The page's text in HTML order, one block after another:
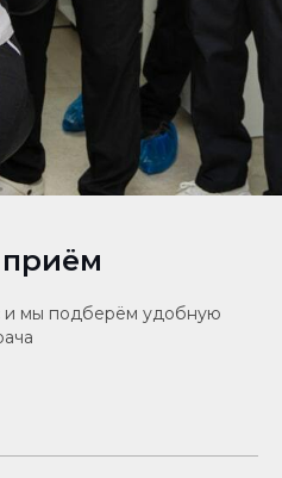
приём
и мы подберём удобную